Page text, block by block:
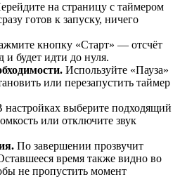
на страницу с таймером
готов к запуску, ничего
кнопку «Старт» — отсчёт
и будет идти до нуля.
Используйте «Пауза»
или перезапустить таймер
настройках выберите подходящий
или отключите звук
По завершении прозвучит
время также видно во
не пропустить момент